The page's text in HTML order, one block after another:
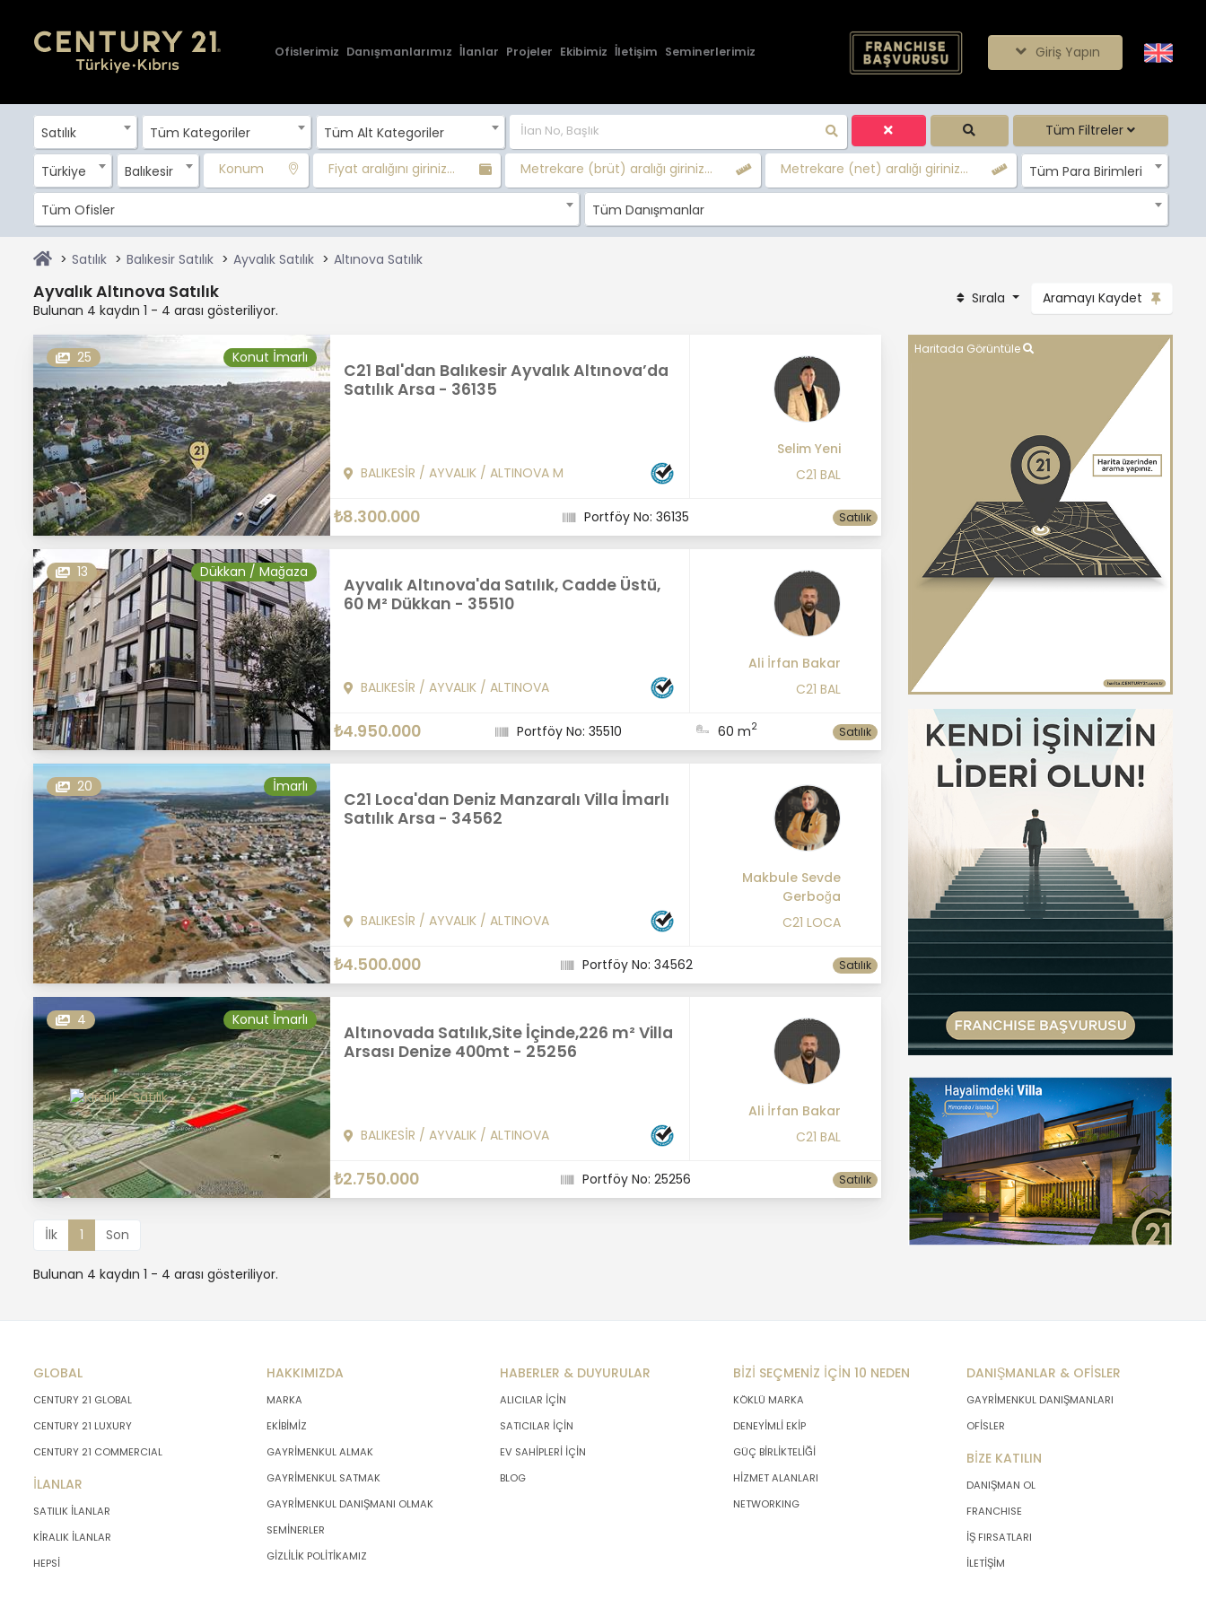
Ofislerimiz Danışmanlarımız İlanlar Projeler Ekibimiz İletişim Seminerlerimiz Giriş Yapın
Satılık Tüm Kategoriler Tüm Alt Kategoriler Tüm Filtreler
Türkiye Balıkesir Konum Fiyat aralığını giriniz... Metrekare (brüt) aralığı giriniz... Metrekare (net) aralığı giriniz... Tüm Para Birimleri
Tüm Ofisler Tüm Danışmanlar
Satılık Balıkesir Satılık Ayvalık Satılık Altınova Satılık
Ayvalık Altınova Satılık
Bulunan 4 kaydın 1 - 4 arası gösteriliyor.
Sırala Aramayı Kaydet
25 Konut İmarlı
C21 Bal'dan Balıkesir Ayvalık Altınova’da
Satılık Arsa - 36135
BALIKESİR / AYVALIK/ ALTINOVA M
Selim Yeni
C21 BAL
₺8.300.000 Portföy No: 36135 Satılık
13 Dükkan / Mağaza
Ayvalık Altınova'da Satılık, Cadde Üstü,
60 M² Dükkan - 35510
BALIKESİR / AYVALIK/ ALTINOVA
Ali İrfan Bakar
C21 BAL
₺4.950.000 Portföy No: 35510 60 m2 Satılık
20 İmarlı
C21 Loca'dan Deniz Manzaralı Villa İmarlı
Satılık Arsa - 34562
BALIKESİR / AYVALIK/ ALTINOVA
Makbule Sevde
Gerboğa
C21 LOCA
₺4.500.000 Portföy No: 34562 Satılık
4 Konut İmarlı
Altınovada Satılık,Site İçinde,226 m² Villa
Arsası Denize 400mt - 25256
BALIKESİR / AYVALIK/ ALTINOVA
Ali İrfan Bakar
C21 BAL
₺2.750.000 Portföy No: 25256 Satılık
İlk 1 Son
Bulunan 4 kaydın 1 - 4 arası gösteriliyor.
Haritada Görüntüle
GLOBAL
CENTURY 21 GLOBAL
CENTURY 21 LUXURY
CENTURY 21 COMMERCIAL
İLANLAR
SATILIK İLANLAR
KİRALIK İLANLAR
HEPSİ
HAKKIMIZDA
MARKA
EKİBİMİZ
GAYRİMENKUL ALMAK
GAYRİMENKUL SATMAK
GAYRİMENKUL DANIŞMANI OLMAK
SEMİNERLER
GİZLİLİK POLİTİKAMIZ
HABERLER & DUYURULAR
ALICILAR İÇİN
SATICILAR İÇİN
EV SAHİPLERİ İÇİN
BLOG
BİZİ SEÇMENİZ İÇİN 10 NEDEN
KÖKLÜ MARKA
DENEYİMLİ EKİP
GÜÇ BİRLİKTELİĞİ
HİZMET ALANLARI
NETWORKING
DANIŞMANLAR & OFİSLER
GAYRİMENKUL DANIŞMANLARI
OFİSLER
BİZE KATILIN
DANIŞMAN OL
FRANCHISE
İŞ FIRSATLARI
İLETİŞİM